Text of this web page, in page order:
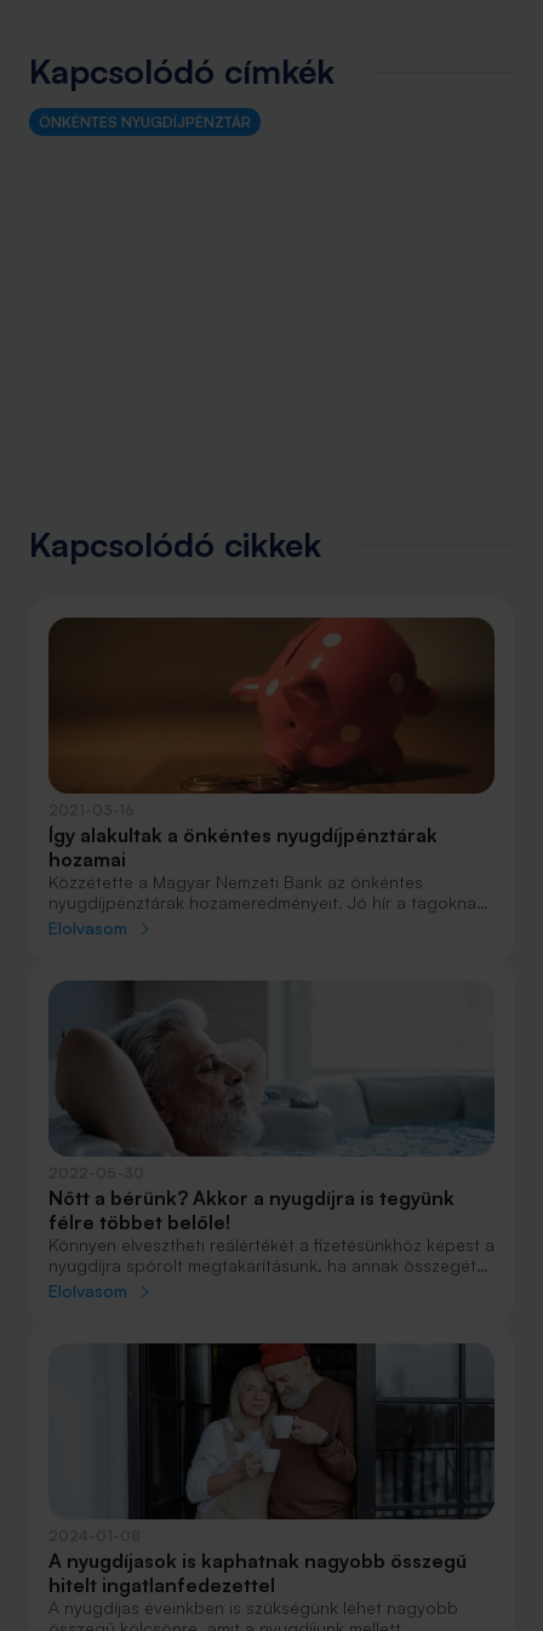
Kapcsolódó címkék
ÖNKÉNTES NYUGDÍJPÉNZTÁR
Kapcsolódó cikkek
Így alakultak a önkéntes nyugdíjpénztárak
hozamai
Közzétette a Magyar Nemzeti Bank az önkéntes
nyugdíjpénztárak hozameredményeit. Jó hír a tagoknak,
hogy az éves reálhozam a járvány ellenére is
fontosabb eredményeket.
Elolvasom
Nőtt a bérünk? Akkor a nyugdíjra is tegyünk
félre többet belőle!
Könnyen elvesztheti reálértékét a fizetésünkhöz képest a
nyugdíjra spórolt megtakarításunk, ha annak összegét
nem növeljük az inflációval és a béremelésünkkel
Elolvasom
A nyugdíjasok is kaphatnak nagyobb összegű
hitelt ingatlanfedezettel
A nyugdíjas éveinkben is szükségünk lehet nagyobb